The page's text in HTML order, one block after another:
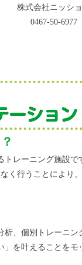
株式会社ニッシ
0467-50-6977
レーニング施設で
く行うことにより、
、個別トレーニン
を叶えることをモ